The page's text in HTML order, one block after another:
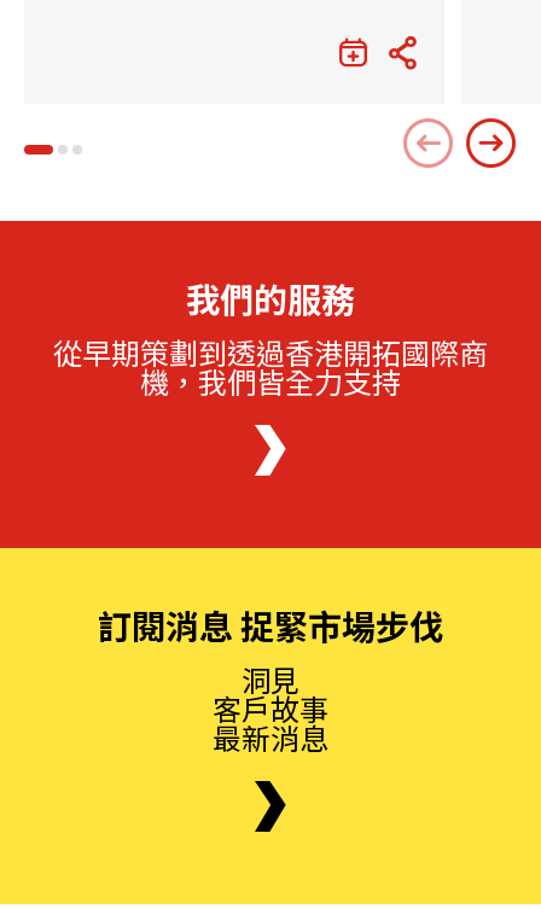
我們的服務
從早期策劃到透過香港開拓國際商
機，我們皆全力支持
訂閱消息 捉緊市場步伐
洞見
客戶故事
最新消息